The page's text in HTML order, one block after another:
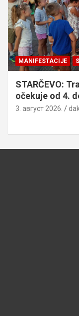
MANIFESTACIJE
STARČEVO:
očekuje od 4.
3. август 2026.